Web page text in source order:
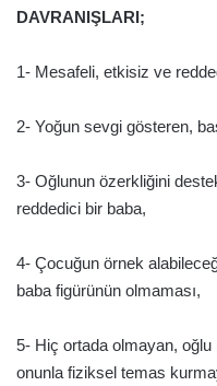
DAVRANIŞLARI;
1- Mesafeli, etkisiz ve
2- Yoğun sevgi gösteren,
3- Oğlunun özerkliğini
reddedici bir baba,
4- Çocuğun örnek
baba figürünün olmaması,
5- Hiç ortada olmayan,
onunla fiziksel temas